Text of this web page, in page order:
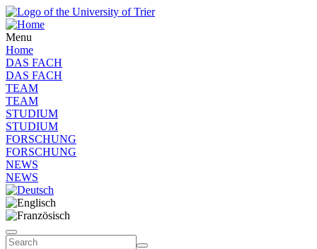
Menu
Home
DAS FACH
DAS FACH
TEAM
TEAM
STUDIUM
STUDIUM
FORSCHUNG
FORSCHUNG
NEWS
NEWS